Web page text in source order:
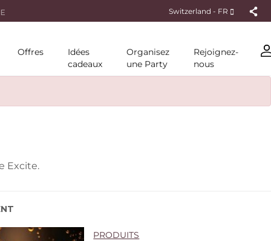
Switzerland - FR
Offres
Idées
cadeaux
Organisez
une Party
Rejoignez-
nous
Excite.
PRODUITS